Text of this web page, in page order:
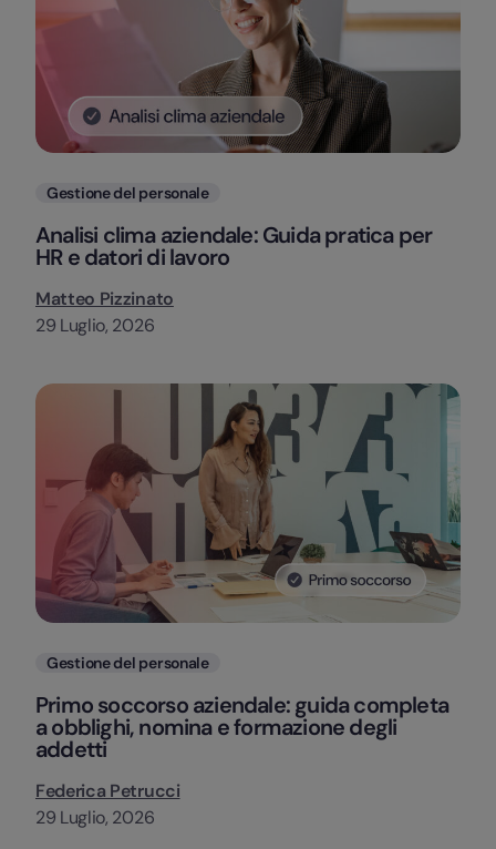
Categorie
Gestione del personale
Analisi clima aziendale: Guida pratica per
HR e datori di lavoro
Matteo Pizzinato
29 Luglio, 2026
Categorie
Gestione del personale
Primo soccorso aziendale: guida completa
a obblighi, nomina e formazione degli
addetti
Federica Petrucci
29 Luglio, 2026